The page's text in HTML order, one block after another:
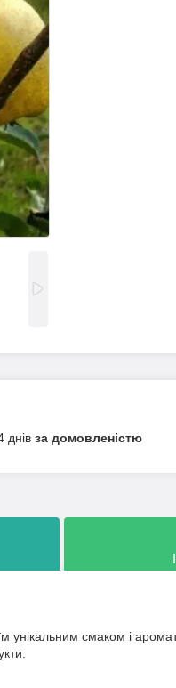
днів за домовленістю
унікальним смаком і